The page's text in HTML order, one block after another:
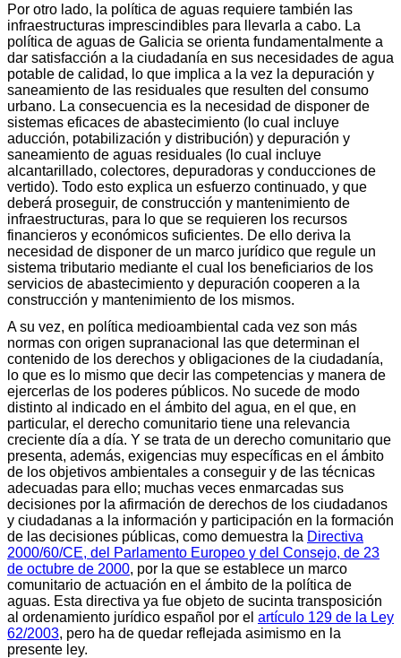
Por otro lado, la política de aguas requiere también las
infraestructuras imprescindibles para llevarla a cabo. La
política de aguas de Galicia se orienta fundamentalmente a
dar satisfacción a la ciudadanía en sus necesidades de agua
potable de calidad, lo que implica a la vez la depuración y
saneamiento de las residuales que resulten del consumo
urbano. La consecuencia es la necesidad de disponer de
sistemas eficaces de abastecimiento (lo cual incluye
aducción, potabilización y distribución) y depuración y
saneamiento de aguas residuales (lo cual incluye
alcantarillado, colectores, depuradoras y conducciones de
vertido). Todo esto explica un esfuerzo continuado, y que
deberá proseguir, de construcción y mantenimiento de
infraestructuras, para lo que se requieren los recursos
financieros y económicos suficientes. De ello deriva la
necesidad de disponer de un marco jurídico que regule un
sistema tributario mediante el cual los beneficiarios de los
servicios de abastecimiento y depuración cooperen a la
construcción y mantenimiento de los mismos.
A su vez, en política medioambiental cada vez son más
normas con origen supranacional las que determinan el
contenido de los derechos y obligaciones de la ciudadanía,
lo que es lo mismo que decir las competencias y manera de
ejercerlas de los poderes públicos. No sucede de modo
distinto al indicado en el ámbito del agua, en el que, en
particular, el derecho comunitario tiene una relevancia
creciente día a día. Y se trata de un derecho comunitario que
presenta, además, exigencias muy específicas en el ámbito
de los objetivos ambientales a conseguir y de las técnicas
adecuadas para ello; muchas veces enmarcadas sus
decisiones por la afirmación de derechos de los ciudadanos
y ciudadanas a la información y participación en la formación
de las decisiones públicas, como demuestra la Directiva
2000/60/CE, del Parlamento Europeo y del Consejo, de 23
de octubre de 2000, por la que se establece un marco
comunitario de actuación en el ámbito de la política de
aguas. Esta directiva ya fue objeto de sucinta transposición
al ordenamiento jurídico español por el artículo 129 de la Ley
62/2003, pero ha de quedar reflejada asimismo en la
presente ley.